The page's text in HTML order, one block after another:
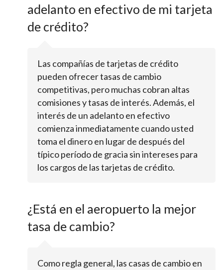
adelanto en efectivo de mi tarjeta
de crédito?
Las compañías de tarjetas de crédito
pueden ofrecer tasas de cambio
competitivas, pero muchas cobran altas
comisiones y tasas de interés. Además, el
interés de un adelanto en efectivo
comienza inmediatamente cuando usted
toma el dinero en lugar de después del
típico período de gracia sin intereses para
los cargos de las tarjetas de crédito.
¿Está en el aeropuerto la mejor
tasa de cambio?
Como regla general, las casas de cambio en